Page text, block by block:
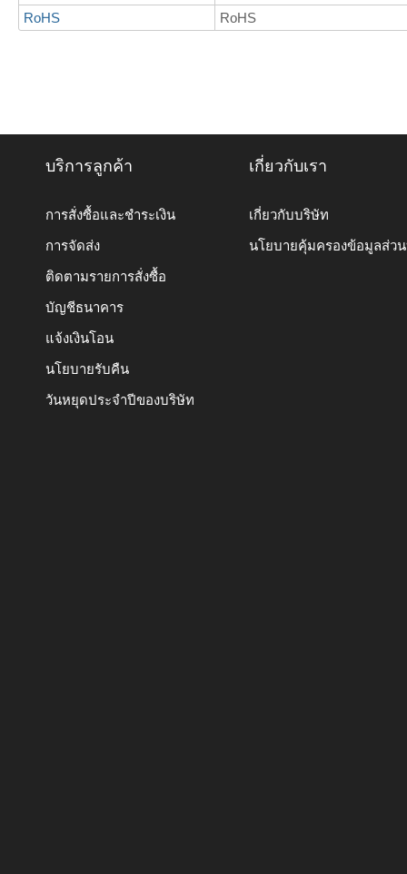
RoHS
RoHS
บริการลูกค้า
การสั่งซื้อและชำระเงิน
การจัดส่ง
ติดตามรายการสั่งซื้อ
บัญชีธนาคาร
แจ้งเงินโอน
นโยบายรับคืน
วันหยุดประจำปีของบริษัท
เกี่ยวกับเรา
เกี่ยวกับบริษัท
นโยบายคุ้มครองข้อมูลส่ว